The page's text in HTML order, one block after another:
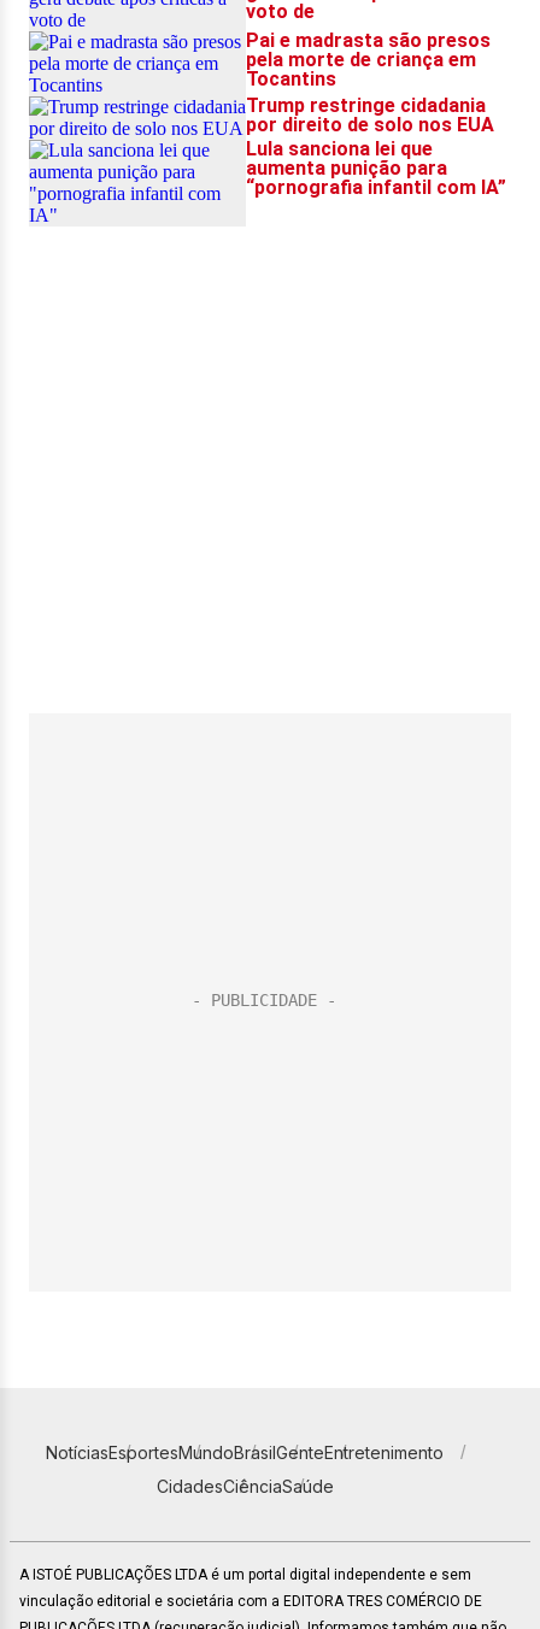
NotíciasEsportesMundoBrasilGenteEntretenimento
CidadesCiênciaSaúde
A ISTOÉ PUBLICAÇÕES LTDA é um portal digital independente e sem
vinculação editorial e societária com a EDITORA TRES COMÉRCIO DE